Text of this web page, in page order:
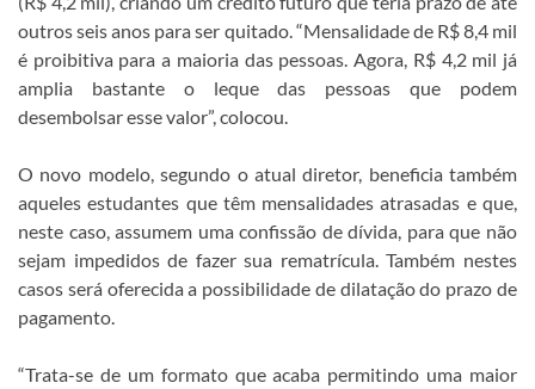
outros seis anos para ser quitado. “Mensalidade de R$ 8,4 mil
é proibitiva para a maioria das pessoas. Agora, R$ 4,2 mil já
amplia bastante o leque das pessoas que podem
desembolsar esse valor”, colocou.
O novo modelo, segundo o atual diretor, beneficia também
aqueles estudantes que têm mensalidades atrasadas e que,
neste caso, assumem uma confissão de dívida, para que não
sejam impedidos de fazer sua rematrícula. Também nestes
casos será oferecida a possibilidade de dilatação do prazo de
pagamento.
“Trata-se de um formato que acaba permitindo uma maior